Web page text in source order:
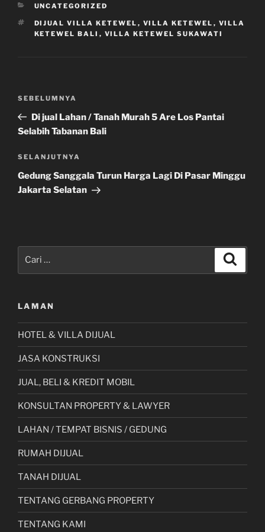
KATEGORI
UNCATEGORIZED
TAG
DIJUAL VILLA KETEWEL , VILLA KETEWEL , VILLA
KETEWEL BALI , VILLA KETEWEL SUKAWATI
Pos
Sebelumnya
SEBELUMNYA
Di jual Lahan / Tanah Murah 5 Are Los Pantai
Selabih Tabanan Bali
Pos
Selanjutnya
SELANJUTNYA
Gedung Sanggala Turun Harga Lagi Di Pasar Minggu
Jakarta Selatan
LAMAN
HOTEL & VILLA DIJUAL
JASA KONSTRUKSI
JUAL, BELI & KREDIT MOBIL
KONSULTAN PROPERTY & LAWYER
LAHAN / TEMPAT BISNIS / GEDUNG
RUMAH DIJUAL
TANAH DIJUAL
TENTANG GERBANG PROPERTY
TENTANG KAMI